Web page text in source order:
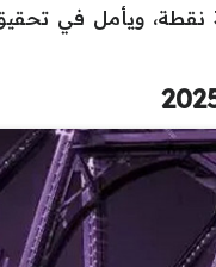
في المقابل، يعاني وست هام في